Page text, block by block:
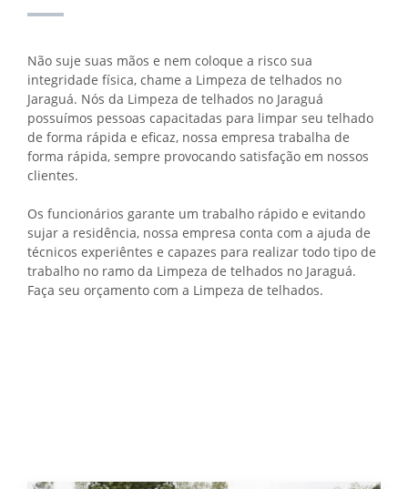
Não suje suas mãos e nem coloque a risco sua
integridade física, chame a Limpeza de telhados no
Jaraguá. Nós da Limpeza de telhados no Jaraguá
possuímos pessoas capacitadas para limpar seu telhado
de forma rápida e eficaz, nossa empresa trabalha de
forma rápida, sempre provocando satisfação em nossos
clientes.
Os funcionários garante um trabalho rápido e evitando
sujar a residência, nossa empresa conta com a ajuda de
técnicos experiêntes e capazes para realizar todo tipo de
trabalho no ramo da Limpeza de telhados no Jaraguá.
Faça seu orçamento com a Limpeza de telhados.